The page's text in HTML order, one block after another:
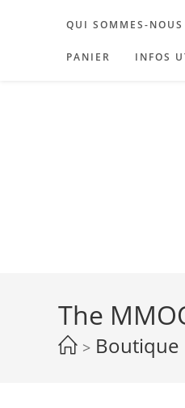
QUI SOMMES-NOUS
PANIER INFOS
The
> Boutique